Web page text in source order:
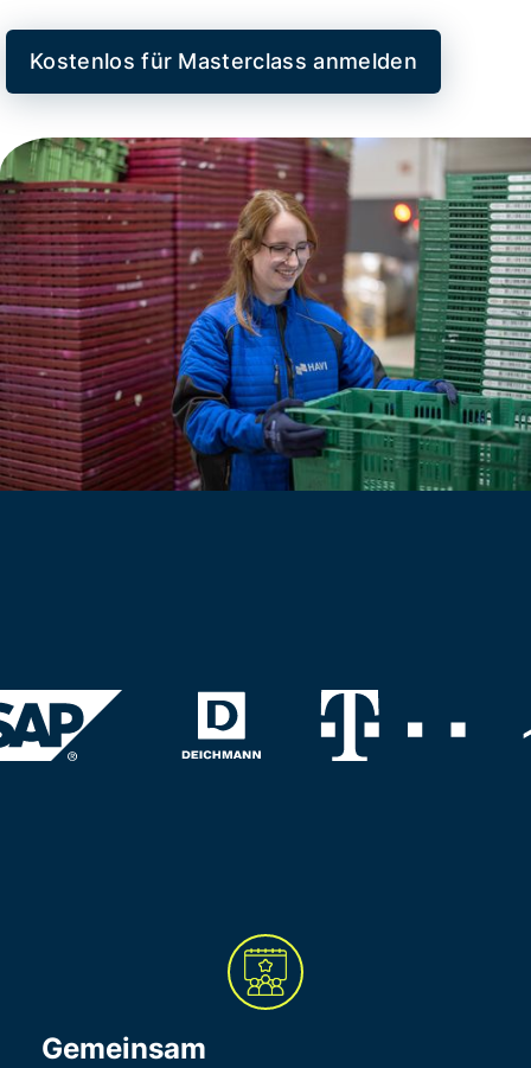
Kostenlos für Masterclass anmelden
Gemeinsam